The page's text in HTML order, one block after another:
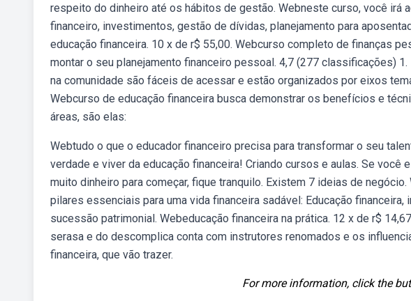
respeito do dinheiro até os hábitos de gestão. Webneste curso, você irá
financeiro, investimentos, gestão de dívidas, planejamento para
educação financeira. 10 x de r$ 55,00. Webcurso completo de finanças
montar o seu planejamento financeiro pessoal. 4,7 (277 classificações)
na comunidade são fáceis de acessar e estão organizados por eixos
Webcurso de educação financeira busca demonstrar os benefícios e
áreas, são elas:
Webtudo o que o educador financeiro precisa para transformar o seu
verdade e viver da educação financeira! Criando cursos e aulas. Se você
muito dinheiro para começar, fique tranquilo. Existem 7 ideias de
pilares essenciais para uma vida financeira sadável: Educação
sucessão patrimonial. Webeducação financeira na prática. 12 x de r$
serasa e do descomplica conta com instrutores renomados e os
financeira, que vão trazer.
For more information, click the